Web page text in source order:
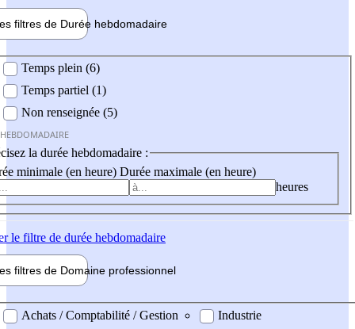
filtres de Durée hebdomadaire
Temps plein (6)
Temps partiel (1)
Non renseignée (5)
la durée hebdomadaire :
minimale (en heure) Durée maximale (en heure)
heures
le filtre de durée hebdomadaire
filtres de Domaine professionnel
professionel
Achats / Comptabilité / Gestion
Industrie